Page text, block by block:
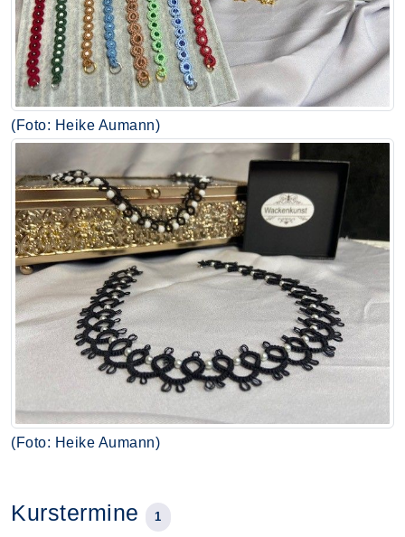
(Foto: Heike Aumann)
(Foto: Heike Aumann)
Kurstermine 1